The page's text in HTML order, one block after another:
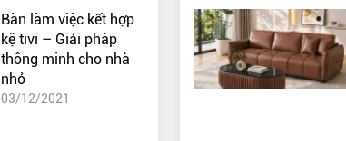
Bàn làm việc kết hợp
kệ tivi – Giải pháp
thông minh cho nhà
nhỏ
03/12/2021